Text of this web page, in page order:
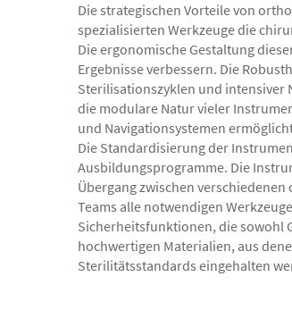
Die strategischen Vorteile von
spezialisierten Werkzeuge die
Die ergonomische Gestaltung
Ergebnisse verbessern. Die
Sterilisationszyklen und intensiver
die modulare Natur vieler
und Navigationsystemen
Die Standardisierung der
Ausbildungsprogramme. Die
Übergang zwischen
Teams alle notwendigen
Sicherheitsfunktionen, die sowohl
hochwertigen Materialien, aus
Sterilitätsstandards eingehalten